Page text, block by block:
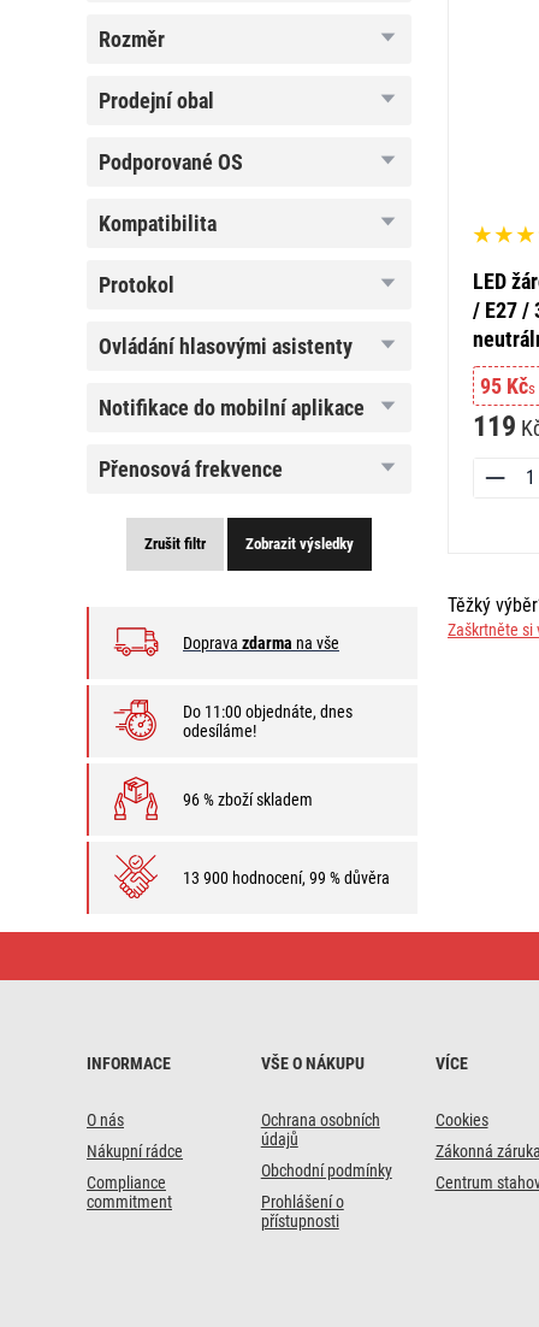
rozměr
rozměr
prodejní
prodejní obal
podporované
podporované OS
kompatibilita
kompatibilita
protokol
protokol
ovládání
ovládání hlasovými asistenty
notifikace
aplikace
notifikace do mobilní aplikace
přenosová
přenosová frekvence
Zrušit filtr Zobrazit výsledky
Doprava zdarma na vše
Do 11:00 objednáte, dnes
odesíláme!
96 % zboží skladem
13 900 hodnocení, 99 % důvěra
LED
/ E27 /
95 Kčs
119
Těžký
Zaškrtněte si
žárovky
INFORMACE
O nás
Nákupní rádce
Compliance
commitment
VŠE O NÁKUPU
Ochrana osobních
údajů
Obchodní podmínky
Prohlášení o
přístupnosti
VÍCE
Cookies
Zákonná záruka
Centrum